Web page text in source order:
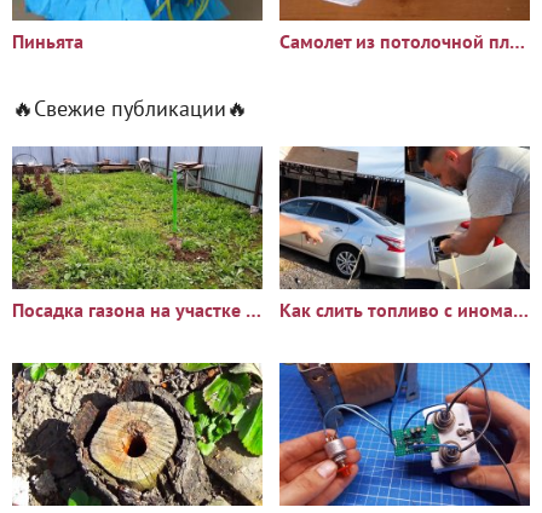
Пиньята Самолет из потолочной плитки
🔥Свежие публикации🔥
Посадка газона на участке с сорняками: опыт и результаты Как слить топливо с иномарки через горловину бака